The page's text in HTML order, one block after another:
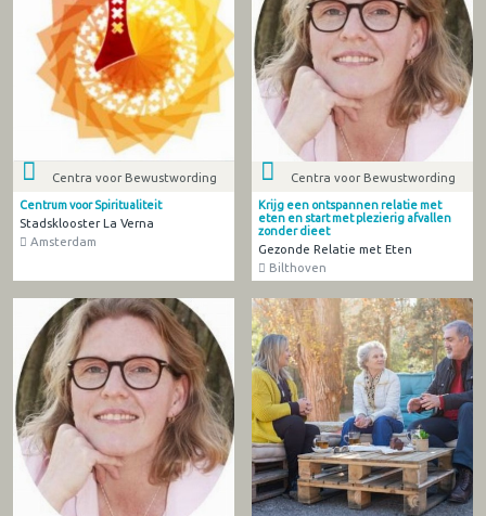
Centra voor Bewustwording
Centrum voor Spiritualiteit
Stadsklooster La Verna
Amsterdam
Centra voor Bewustwording
Krijg een ontspannen relatie met
eten en start met plezierig afvallen
zonder dieet
Gezonde Relatie met Eten
Bilthoven